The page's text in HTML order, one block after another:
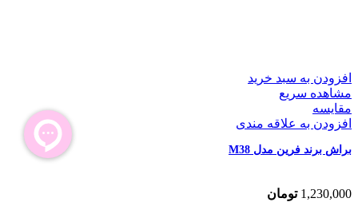
افزودن به سبد خرید
مشاهده سریع
مقایسه
افزودن به علاقه مندی
براش برند فرین مدل M38
1,230,000 تومان